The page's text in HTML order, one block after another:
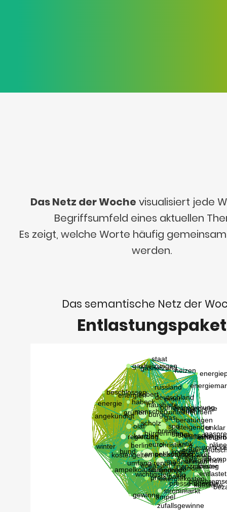
Das Netz der Woche visualisiert jede
Begriffsumfeld eines aktuellen
Es zeigt, welche Worte häufig
werden.
Das semantische Netz der
Entlastungspaket